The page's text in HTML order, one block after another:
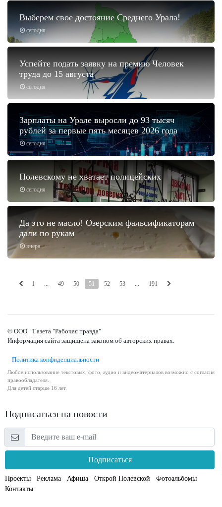
сегодня
Выберем свое достояние Среднего Урала!
сегодня
Успейте подать заявку на премию Человек
труда до 15 августа
сегодня
Зарплаты на Урале выросли до 93 тысяч
рублей за первые пять месяцев 2026 года
сегодня
Полевскому не хватает полицейских
вчера
Да это не масло! Озерским фальсификаторам
дали по рукам
1 ... 49 50 51 52 53 ... 191
© ООО "Газета "Рабочая правда"
Информация сайта защищена законом об авторских правах.
Политика конфиденциальности
Любое использование текстовых, фото, аудио и видеоматериалов возможно с согласия
правообладателя.
Для детей старше 16 лет.
Подписаться на новости
Подписаться
Проекты Реклама Афиша Открой Полевской
Фотоальбомы
Контакты